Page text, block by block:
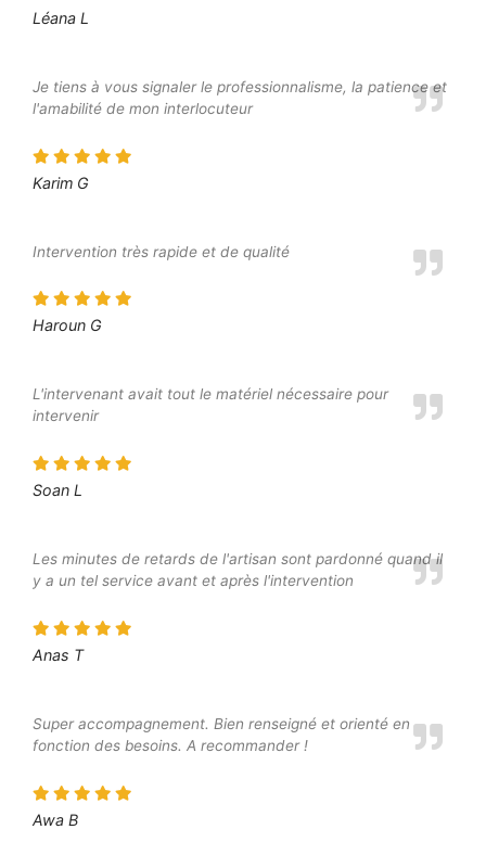
Léana L
Je tiens à vous signaler le professionnalisme, la patience et
l'amabilité de mon interlocuteur
Karim G
Intervention très rapide et de qualité
Haroun G
L'intervenant avait tout le matériel nécessaire pour
intervenir
Soan L
Les minutes de retards de l'artisan sont pardonné quand il
y a un tel service avant et après l'intervention
Anas T
Super accompagnement. Bien renseigné et orienté en
fonction des besoins. A recommander !
Awa B